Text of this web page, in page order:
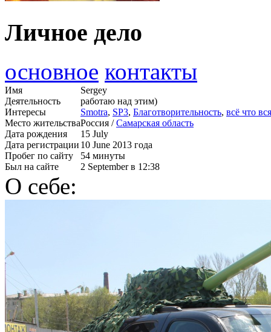
Личное дело
основное контакты
Имя
Sergey
Деятельность
работаю над этим)
Интересы
Smotra, SP3, Благотворительность, всё что
Место жительстваРоссия /Самарская область
Дата рождения
15 July
Дата регистрации 10 June 2013 года
Пробег по сайту
54 минуты
Был на сайте
2 September в 12:38
О себе: